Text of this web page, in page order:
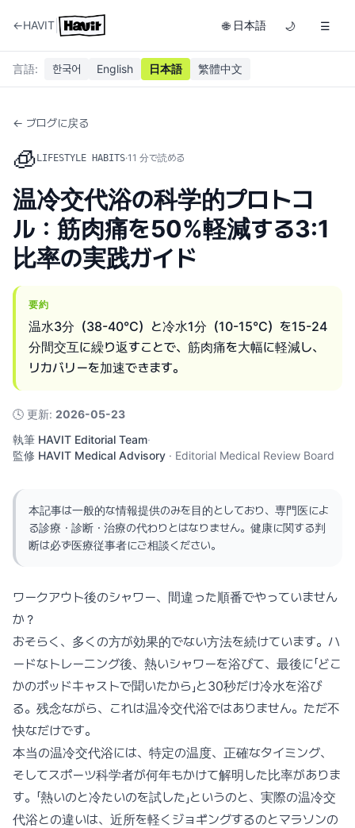
←HAVIT 🌐 日本語 🌙 ☰
言語: 한국어 English 日本語 繁體中文
← ブログに戻る
🧊 LIFESTYLE HABITS·11 分で読める
温冷交代浴の科学的プロトコ
ル：筋肉痛を50%軽減する3:1
比率の実践ガイド
要約
温水3分（38-40°C）と冷水1分（10-15°C）を15-24
分間交互に繰り返すことで、筋肉痛を大幅に軽減し、
リカバリーを加速できます。
🕓 更新: 2026-05-23
執筆 HAVIT Editorial Team·
監修 HAVIT Medical Advisory · Editorial Medical Review Board
本記事は一般的な情報提供のみを目的としており、専門医によ
る診療・診断・治療の代わりとはなりません。健康に関する判
断は必ず医療従事者にご相談ください。
ワークアウト後のシャワー、間違った順番でやっていません
か？
おそらく、多くの方が効果的でない方法を続けています。ハ
ードなトレーニング後、熱いシャワーを浴びて、最後に「どこ
かのポッドキャストで聞いたから」と30秒だけ冷水を浴び
る。残念ながら、これは温冷交代浴ではありません。ただ不
快なだけです。
本当の温冷交代浴には、特定の温度、正確なタイミング、
そしてスポーツ科学者が何年もかけて解明した比率がありま
す。「熱いのと冷たいのを試した」というのと、実際の温冷交
代浴との違いは、近所を軽くジョギングするのとマラソンの